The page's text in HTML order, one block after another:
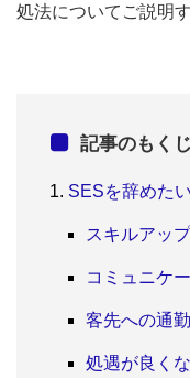
処法についてご説明
記事のもくじ
SESを辞めた
スキルアッ
コミュニケ
客先への通
処遇が良く